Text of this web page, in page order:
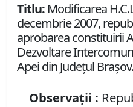
Titlu: Modificarea
decembrie 2007,
aprobarea constituirii
Dezvoltare
Apei din Judeţul Braşov.
Observații :